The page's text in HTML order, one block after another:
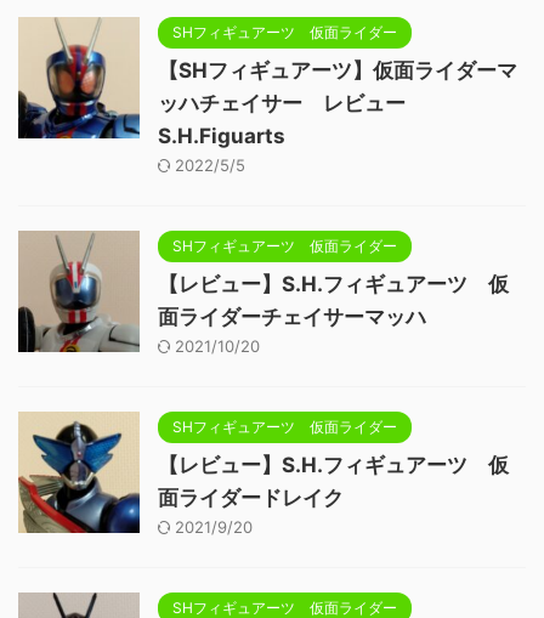
SHフィギュアーツ 仮面ライダー
【SHフィギュアーツ】仮面ライダーマ
ッハチェイサー レビュー
S.H.Figuarts
2022/5/5
SHフィギュアーツ 仮面ライダー
【レビュー】S.H.フィギュアーツ 仮
面ライダーチェイサーマッハ
2021/10/20
SHフィギュアーツ 仮面ライダー
【レビュー】S.H.フィギュアーツ 仮
面ライダードレイク
2021/9/20
SHフィギュアーツ 仮面ライダー